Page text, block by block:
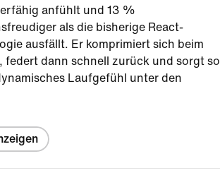
anfühlt und 13 %
als die bisherige React-
ausfällt. Er komprimiert sich beim
federt dann schnell zurück und sorgt so
Laufgefühl unter den